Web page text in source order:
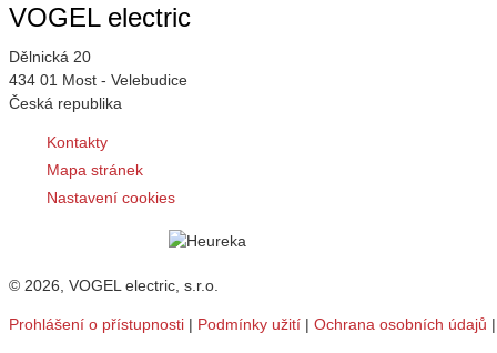
VOGEL electric
Dělnická 20
434 01 Most - Velebudice
Česká republika
Kontakty
Mapa stránek
Nastavení cookies
© 2026, VOGEL electric, s.r.o.
Prohlášení o přístupnosti | Podmínky užití | Ochrana osobních údajů